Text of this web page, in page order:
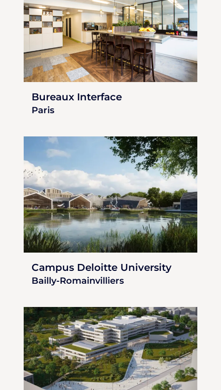
Bureaux Interface
Paris
Campus Deloitte University
Bailly-Romainvilliers